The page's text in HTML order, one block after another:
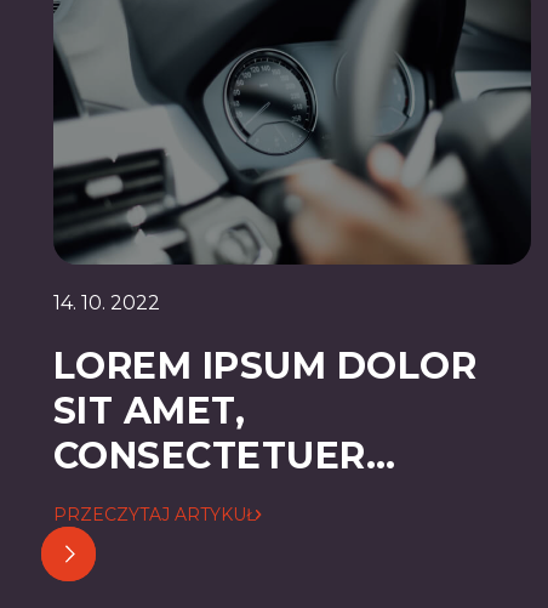
14. 10. 2022
LOREM IPSUM DOLOR
SIT AMET,
CONSECTETUER
ADIPISCING ELIT
PRZECZYTAJ ARTYKUŁ